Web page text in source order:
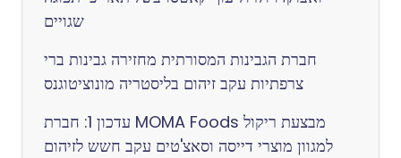
שגויים
חברת הגבינות המסורתית מחזירה גבינות ברי
צרפתיות עקב זיהום בליסטריה מונוציטוגנס
עדכון 1: חברת MOMA Foods מבצעת ריקול
למגוון מוצרי דייסה וסאצ'טים עקב חשש לזיהום